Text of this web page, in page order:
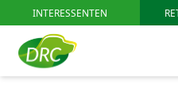
INTERESSENTEN